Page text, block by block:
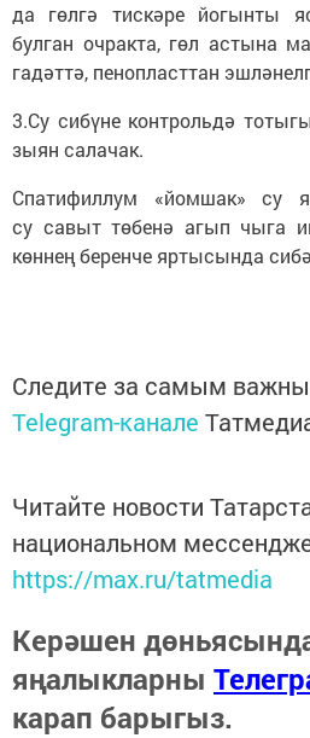
да гөлгә тискәре йогынты
булган очракта, гөл астына
гадәттә, пенопласттан
3.Су сибүне контрольдә
зыян салачак.
Спатифиллум «йомшак» су
су савыт төбенә агып чыга
көннең беренче яртысында
Следите за самым
Telegram-канале
Читайте новости
национальном
https://max.ru/tatmedia
Керәшен
яңалыкларны
карап барыгыз.